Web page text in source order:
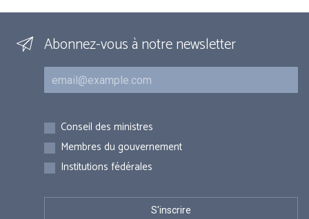
Abonnez-vous à notre newsletter
Courriel
Inscriptions
Conseil des ministres
Membres du gouvernement
Institutions fédérales